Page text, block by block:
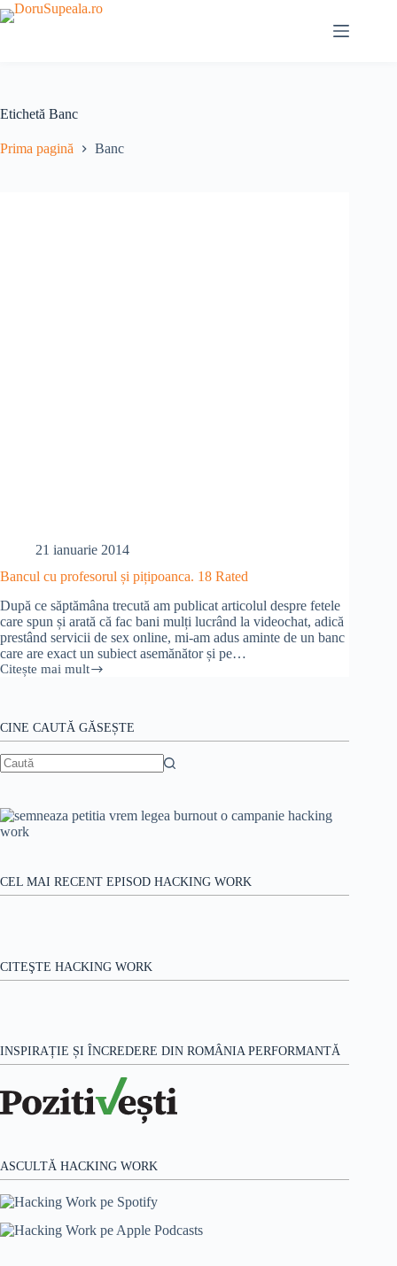
Sari
la
Etichetă Banc
Prima pagină Banc
21 ianuarie 2014
Bancul cu profesorul și pițipoanca. 18 Rated
După ce săptămâna trecută am publicat articolul despre fetele
care spun și arată că fac bani mulți lucrând la videochat, adică
prestând servicii de sex online, mi-am adus aminte de un banc
care are exact un subiect asemănător și pe…
Citește mai mult
Bancul
și
pițipoanca.
Rated
CINE CAUTĂ GĂSEȘTE
CEL MAI RECENT EPISOD HACKING WORK
CITEŞTE HACKING WORK
INSPIRAȚIE ȘI ÎNCREDERE DIN ROMÂNIA PERFORMANTĂ
ASCULTĂ HACKING WORK